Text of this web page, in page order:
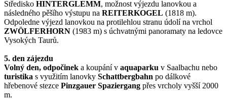
Středisko HINTERGLEMM, možnost výjezdu lanovkou a
následného pěšího výstupu na REITERKOGEL (1818 m).
Odpoledne výjezd lanovkou na protilehlou stranu údolí na vrchol
ZWÖLFERHORN (1983 m) s úchvatnými panoramaty na ledovce
Vysokých Taurů.
5. den zájezdu
Volný den, odpočinek a koupání v aquaparku v Saalbachu nebo
turistika s využitím lanovky Schattbergbahn po dálkové
hřebenové stezce Pinzgauer Spaziergang přes vrcholy vyšší 2000
m.